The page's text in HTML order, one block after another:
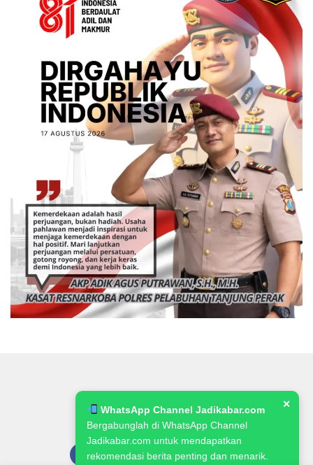
WhatsApp Channel Jadikabar.com
Bergabunglah di WhatsApp Channel
Jadikabar.com untuk mendapatkan
rekomendasi berita penting dan menarik.
✕